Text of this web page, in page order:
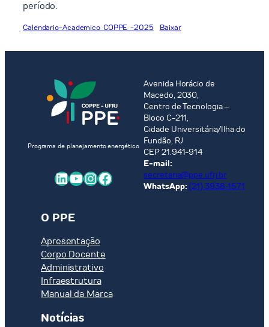
período.
Calendario-Academico_COPPE_-2025 Baixar
Programa de planejamento energético
LinkedIn Youtube InstagramFacebook
Avenida Horácio de
Macedo, 2030,
Centro de Tecnologia –
Bloco C-211,
Cidade Universitária/Ilha do
Fundão, RJ
CEP 21.941-914
E-mail:
secretaria@ppe.ufrj.br
WhatsApp: (21) 3938-1571
O PPE
Apresentação
Corpo Docente
Administrativo
Infraestrutura
Manual da Marca
Notícias